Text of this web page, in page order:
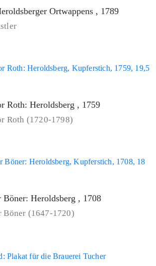
Ortwappens , 1789
Roth: Heroldsberg , 1759
Roth (1720-1798)
Böner: Heroldsberg , 1708
Böner (1647-1720)